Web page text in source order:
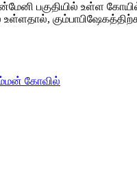
பகுதியில் உள்ள
கோவில்